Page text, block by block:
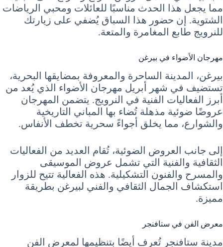
مما يجعل هذا الحدث مناسبًا للعائلات ومحبي الرياضات
الشتوية. إن حضور هذا السباق يُضفي على زيارتك
للنرويج طابع المغامرة والمتعة.
مهرجان الأضواء في بيرغن
بيرغن، المدينة الساحرة والمعروفة بمضايقها البحرية،
تستضيف في شهر أبريل مهرجان الأضواء الذي يُعد من
أبرز الفعاليات الفنية في النرويج. يتضمن المهرجان
عروضًا ضوئية مذهلة تُضاء بها المباني التاريخية
والشوارع، مما يخلق أجواءً سحرية تخطف الأنفاس.
إلى جانب العروض الضوئية، تُقام العديد من الفعاليات
الثقافية والفنية التي تشمل عروض الموسيقى
والمسرح والفنون التشكيلية. هذه الفعالية تتيح للزوار
استكشاف الجمال الثقافي والفني لبيرغن بطريقة
مميزة.
معرض الفن في ستافنجر
مدينة ستافنجر تُعرف أيضًا بتنظيمها لمعرض الفن